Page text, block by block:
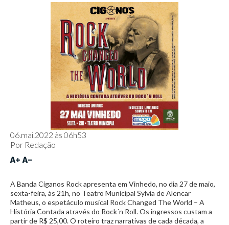
06.mai.2022 às 06h53
Por Redação
A Banda Ciganos Rock apresenta em Vinhedo, no dia 27 de maio,
sexta-feira, às 21h, no Teatro Municipal Sylvia de Alencar
Matheus, o espetáculo musical Rock Changed The World – A
História Contada através do Rock´n Roll. Os ingressos custam a
partir de R$ 25,00. O roteiro traz narrativas de cada década, a